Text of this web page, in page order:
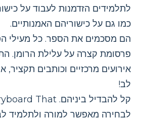
לתלמידים הזדמנות לעבוד על
כמו גם על כישוריהם האמנותיים.
הם מסכמים את הספר. כל מעילי
פרסומת קצרה על עלילת הרומן.
אירועים מרכזיים וכותבים תקציר,
לב!
לבחירה מאפשר למורה ולתלמיד